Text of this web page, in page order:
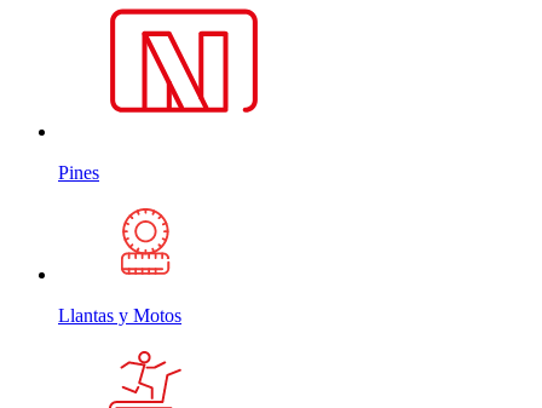
Pines
Llantas y Motos